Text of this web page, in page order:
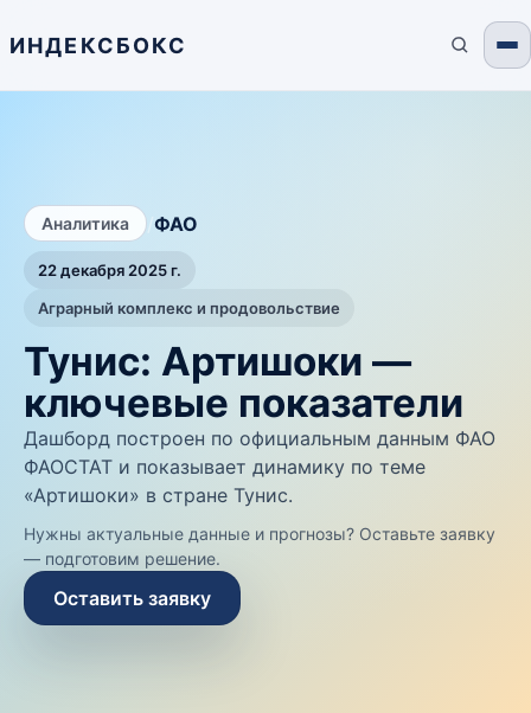
ИНДЕКСБОКС
Аналитика ФАО
22 декабря 2025 г.
Аграрный комплекс и продовольствие
Тунис: Артишоки —
ключевые показатели
Дашборд построен по официальным данным ФАО
ФАОСТАТ и показывает динамику по теме
«Артишоки» в стране Тунис.
Нужны актуальные данные и прогнозы? Оставьте заявку
— подготовим решение.
Оставить заявку